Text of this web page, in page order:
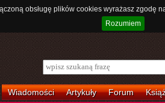
obsługę plików cookies wyrażasz
Rozumiem
Wiadomości Artykuły Forum